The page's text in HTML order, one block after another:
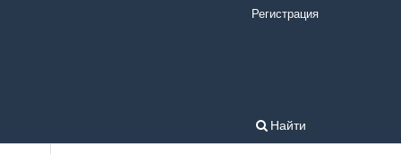
Найти
Регистрация